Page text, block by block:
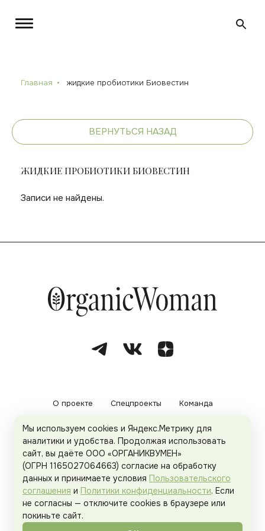
Главная жидкие пробиотики Биовестин
ВЕРНУТЬСЯ НАЗАД
ЖИДКИЕ ПРОБИОТИКИ БИОВЕСТИН
Записи не найдены.
О проекте Спецпроекты Команда
Рекламодателям Политика конфиденциальности
Пользовательское соглашение
Organicwoman.ru . Все права защищены.
Мы используем cookies и Яндекс.Метрику для
аналитики и удобства. Продолжая использовать
сайт, вы даёте ООО «ОРГАНИКВУМЕН»
(ОГРН 1165027064663) согласие на обработку
данных и принимаете условия Пользовательского
соглашения и Политики конфиденциальности. Если
не согласны — отключите cookies в браузере или
покиньте сайт.